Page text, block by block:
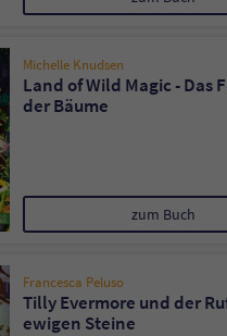
Michelle Knudsen
Land of Wild Magic - Das
der Bäume
zum Buch
Francesca Peluso
Tilly Evermore und der
ewigen Steine
tx_pwcomments_ahash
Literatur-Couch Medien GmbH & Co.
1 Jahr
Cookie für Kommentare einzelner
fe_typo_user
Literatur-Couch Medien GmbH & Co.